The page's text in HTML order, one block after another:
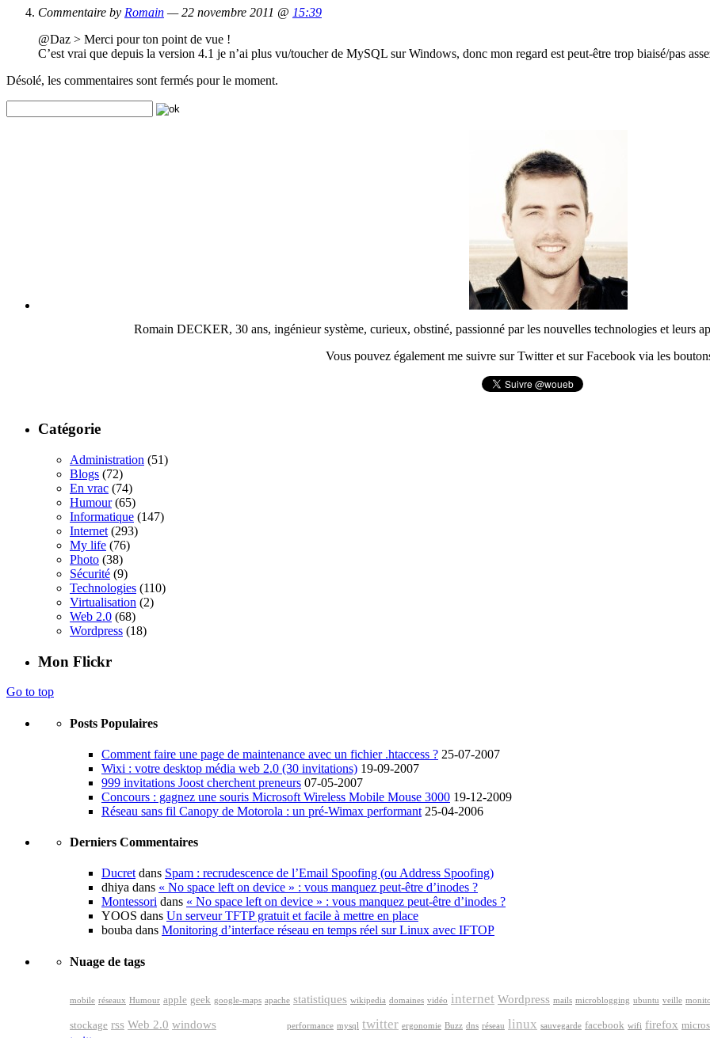
Commentaire by Romain — 22 novembre 2011 @ 15:39
@Daz > Merci pour ton point de vue !
C’est vrai que depuis la version 4.1 je n’ai plus vu/toucher de MySQL sur Windows, donc mon regard est peut-être trop biaisé/pas
Désolé, les commentaires sont fermés pour le moment.
Romain DECKER, 30 ans, ingénieur système, curieux, obstiné, passionné par les nouvelles technologies et leurs
Vous pouvez également me suivre sur Twitter et sur Facebook via les
Catégorie
Administration (51)
Blogs (72)
En vrac (74)
Humour(65)
Informatique (147)
Internet (293)
My life (76)
Photo (38)
Sécurité (9)
Technologies (110)
Virtualisation (2)
Web 2.0 (68)
Wordpress (18)
Mon Flickr
Go to top
Posts Populaires
Comment faire une page de maintenance avec un fichier .htaccess ? 25-07-2007
Wixi : votre desktop média web 2.0 (30 invitations) 19-09-2007
999 invitations Joost cherchent preneurs 07-05-2007
Concours : gagnez une souris Microsoft Wireless Mobile Mouse 3000 19-12-2009
Réseau sans fil Canopy de Motorola : un pré-Wimax performant 25-04-2006
Derniers Commentaires
Ducretdans Spam : recrudescence de l’Email Spoofing (ou Address Spoofing)
dhiya dans « No space left on device » : vous manquez peut-être d’inodes ?
Montessori dans « No space left on device » : vous manquez peut-être d’inodes ?
YOOS dans Un serveur TFTP gratuit et facile à mettre en place
bouba dans Monitoring d’interface réseau en temps réel sur Linux avec IFTOP
Nuage de tags
mobile réseaux Humour apple geek google-maps apache statistiques wikipedia domaines vidéo internet Wordpress mails microblogging ubuntu veille
stockage rss Web 2.0 windows performance mysql twitter ergonomie Buzz dns réseau linux sauvegarde facebook wifi firefox